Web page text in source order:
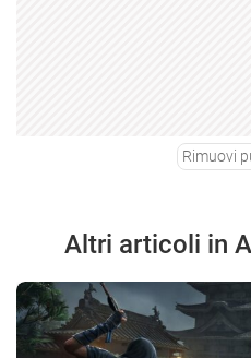
Rimuovi
Altri articoli in